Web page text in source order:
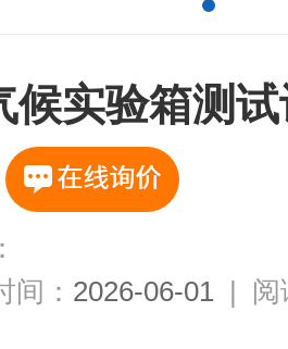
候实验箱测
间： 2026-06-01 | 阅